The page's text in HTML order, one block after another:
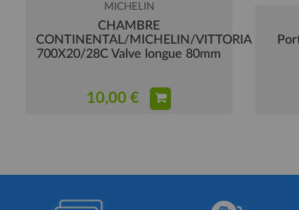
MICHELIN
CHAMBRE
CONTINENTAL/MICHELIN/VITTORIA
700X20/28C Valve longue 80mm
10,00 €